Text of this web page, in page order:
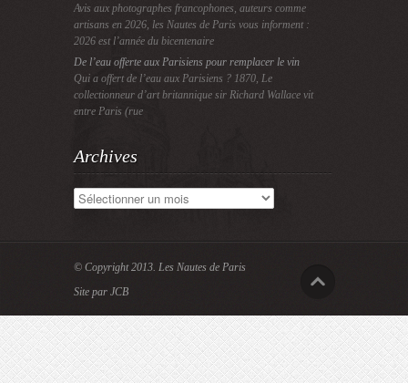
Avis aux photographes francophones, auteurs comme
artisans en 2026, les Nautes de Paris vous informent :
2026 est l’année du bicentenaire
De l’eau offerte aux Parisiens pour remplacer le vin
Qui a offert de l’eau aux Parisiens ? 1870, Le
collectionneur d’art britannique sir Richard Wallace vit
entre Paris (rue
Archives
Archives
© Copyright 2013. Les Nautes de Paris
Site par JCB